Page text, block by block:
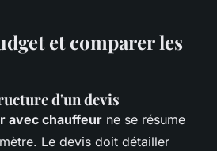
et comparer les
d'un devis
avec chauffeur ne se résume
Le devis doit détailler